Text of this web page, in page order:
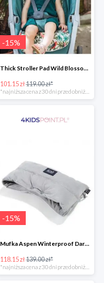
-15%
Thick Stroller Pad Wild Blossom Powder Pink Velvet Collection La Millou -15%
101.15 zł119.00 zł*
-15%
Mufka Aspen Winterproof Dark Grey La Millou -15%
118.15 zł139.00 zł*
*najniższa cena z 30 dni przed obniżką